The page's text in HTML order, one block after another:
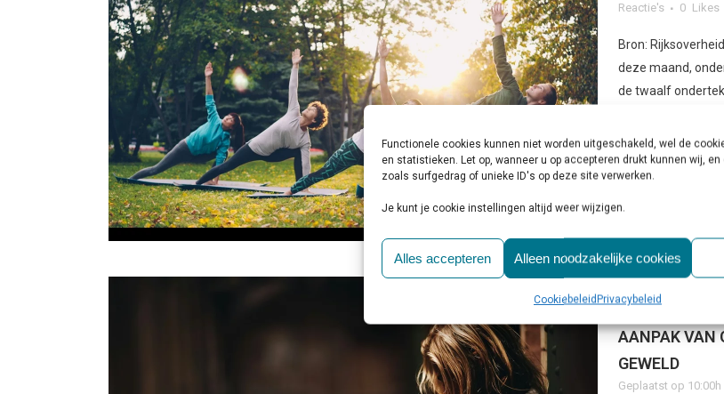
Functionele cookies kunnen niet worden uitgeschakeld, wel de
en statistieken. Let op, wanneer u op accepteren drukt kunnen wij,
zoals surfgedrag of unieke ID's op deze site verwerken.
Je kunt je cookie instellingen altijd weer wijzigen.
Alles accepteren Alleen noodzakelijke cookies
Cookiebeleid Privacybeleid
Reactie's
0 Likes
Bron:
deze maand,
de twaalf
LEES MEER
13 JAN
AANPAK VAN
GEWELD
Geplaatst op 10:00h